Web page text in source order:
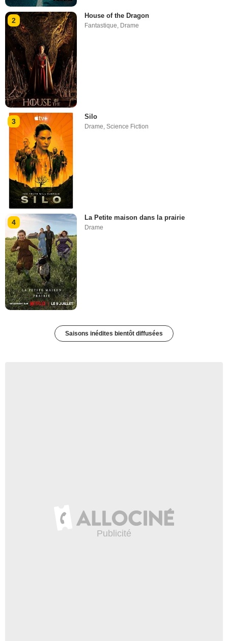
2
House of the Dragon
Fantastique Drame
3
Silo
Drame,Science Fiction
4
La Petite maison dans la prairie
Drame
Saisons inédites bientôt diffusées